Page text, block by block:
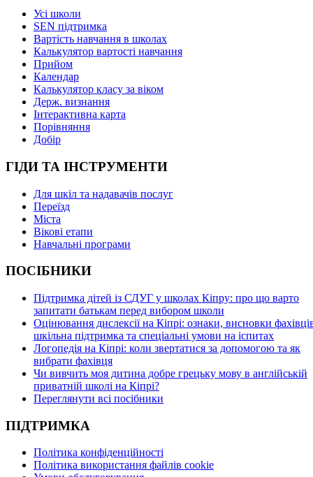
Усі школи
SEN підтримка
Вартість навчання в школах
Калькулятор вартості навчання
Прийом
Календар
Калькулятор класу за віком
Держ. визнання
Інтерактивна карта
Порівняння
Добір
ГІДИ ТА ІНСТРУМЕНТИ
Для шкіл та надавачів послуг
Переїзд
Міста
Вікові етапи
Навчальні програми
ПОСІБНИКИ
Підтримка дітей із СДУГ у школах Кіпру: про що варто
запитати батькам перед вибором школи
Оцінювання дислексії на Кіпрі: ознаки, висновки
шкільна підтримка та спеціальні умови на іспитах
Логопедія на Кіпрі: коли звертатися за допомогою та як
вибрати фахівця
Чи вивчить моя дитина добре грецьку мову в англійській
приватній школі на Кіпрі?
Переглянути всі посібники
ПІДТРИМКА
Політика конфіденційності
Політика використання файлів cookie